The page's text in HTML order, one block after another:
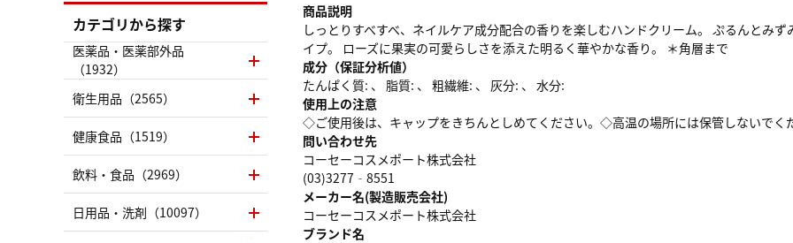
商品説明
しっとりすべすべ、ネイルケア成分配合の香りを楽しむハンドクリーム。 ぷるんとみ
イプ。 ローズに果実の可愛らしさを添えた明るく華やかな香り。 ＊角層まで
成分（保証分析値）
たんぱく質: 、 脂質: 、 粗繊維: 、 灰分: 、 水分:
使用上の注意
◇ご使用後は、キャップをきちんとしめてください。◇高温の場所には保管しないでく
問い合わせ先
コーセーコスメポート株式会社
(03)3277‐8551
メーカー名(製造販売会社)
コーセーコスメポート株式会社
ブランド名
カテゴリから探す
医薬品・医薬部外品
（1932）
衛生用品（2565）
健康食品（1519）
飲料・食品（2969）
日用品・洗剤（10097）